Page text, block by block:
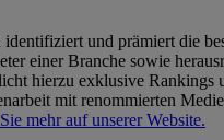
identifiziert und prämiert die
einer Branche sowie
hierzu exklusive Rankings
mit renommierten
mehr auf unserer Website.